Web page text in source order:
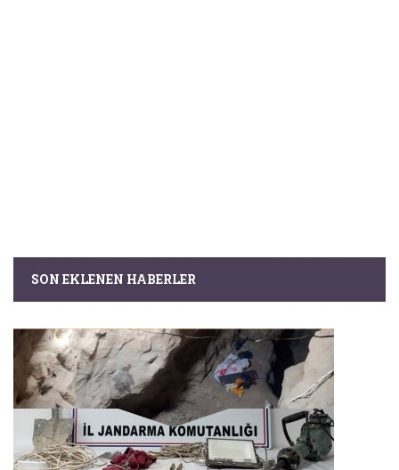
SON EKLENEN HABERLER